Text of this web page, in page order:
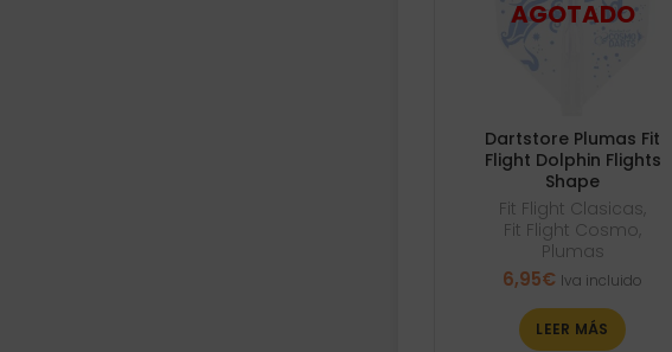
Dartstore Plumas Fit
Flight Dolphin Flights
Shape
Fit Flight Clasicas,
Fit Flight Cosmo,
Plumas
6,95€ Iva incluido
LEER MÁS